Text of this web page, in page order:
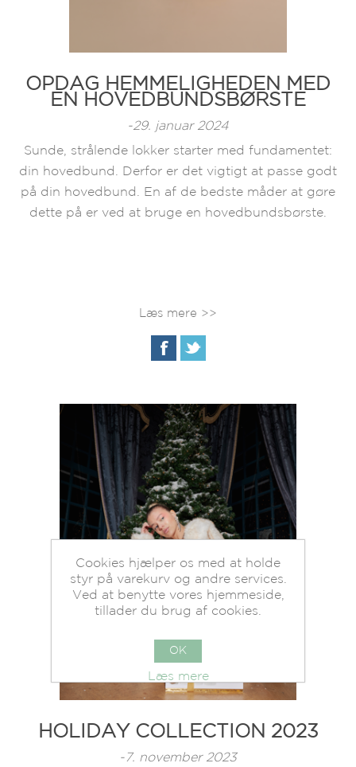
OPDAG HEMMELIGHEDEN MED
EN HOVEDBUNDSBØRSTE
-29. januar 2024
Sunde, strålende lokker starter med fundamentet:
din hovedbund. Derfor er det vigtigt at passe godt
på din hovedbund. En af de bedste måder at gøre
dette på er ved at bruge en hovedbundsbørste.
Læs mere >>
HOLIDAY COLLECTION 2023
-7. november 2023
Cookies hjælper os med at holde
styr på varekurv og andre services.
Ved at benytte vores hjemmeside,
tillader du brug af cookies.
OK
Læs mere